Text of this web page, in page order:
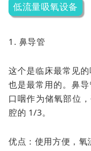
低流量吸氧设备
1. 鼻导管
这个是临床最常见
也是最常用的。鼻
口咽作为储氧部位
腔的 1/3。
优点：使用方便， 氧